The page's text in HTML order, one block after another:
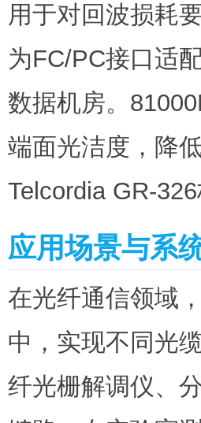
用于对回波损耗
为FC/PC接口适
数据机房。
端面光洁度，降
Telcordia GR-
应用场景与系
在光纤通信领域
中，实现不同光
纤光栅解调仪、